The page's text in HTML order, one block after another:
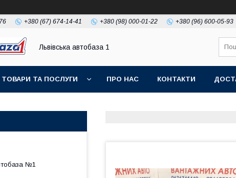
+380 (67) 674-14-41 +380 (98) 000-01-22 +380 (96) 600-05-93
Львівська автобаза 1
ТОВАРИ ТА ПОСЛУГИ ПРО НАС КОНТАКТИ
№1